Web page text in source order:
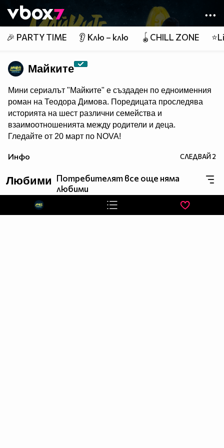
👾
🎉 PARTY TIME 👂 Клю – клю 🪀CHILL ZONE
Майките
Мини сериалът "Майките" е създаден по едноименния
роман на Теодора Димова. Поредицата проследява
историята на шест различни семейства и
взаимоотношенията между родители и деца.
Гледайте от 20 март по NOVA!
Инфо СЛЕДВАЙ2
Любими Потребителят все още няма
любими